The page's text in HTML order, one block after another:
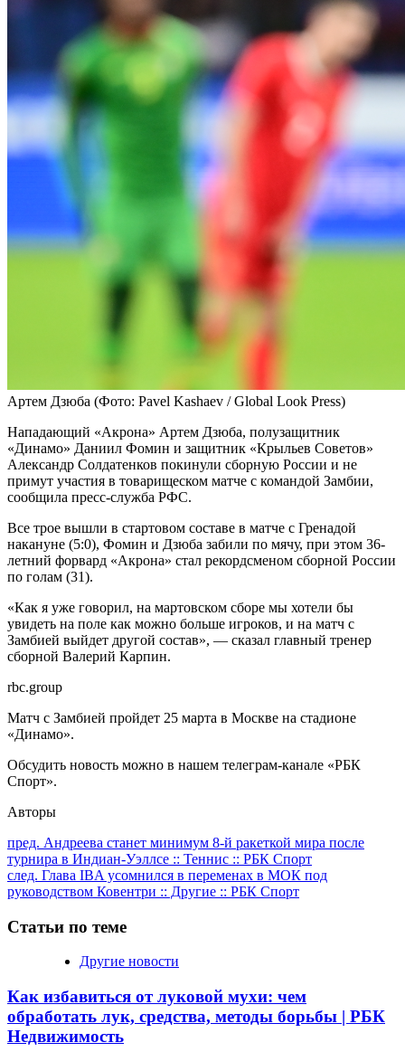
Артем Дзюба (Фото: Pavel Kashaev / Global Look Press)
Нападающий «Акрона» Артем Дзюба, полузащитник
«Динамо» Даниил Фомин и защитник «Крыльев Советов»
Александр Солдатенков покинули сборную России и не
примут участия в товарищеском матче с командой Замбии,
сообщила пресс-служба РФС.
Все трое вышли в стартовом составе в матче с Гренадой
накануне (5:0), Фомин и Дзюба забили по мячу, при этом 36-
летний форвард «Акрона» стал рекордсменом сборной России
по голам (31).
«Как я уже говорил, на мартовском сборе мы хотели бы
увидеть на поле как можно больше игроков, и на матч с
Замбией выйдет другой состав», — сказал главный тренер
сборной Валерий Карпин.
rbc.group
Матч с Замбией пройдет 25 марта в Москве на стадионе
«Динамо».
Обсудить новость можно в нашем телеграм-канале «РБК
Спорт».
Авторы
Продолжить
чтение
пред. Андреева станет минимум 8-й ракеткой мира после
турнира в Индиан-Уэллсе :: Теннис :: РБК Спорт
след. Глава IBA усомнился в переменах в МОК под
руководством Ковентри :: Другие :: РБК Спорт
Статьи по теме
Другие новости
Как избавиться от луковой мухи: чем
обработать лук, средства, методы борьбы | РБК
Недвижимость